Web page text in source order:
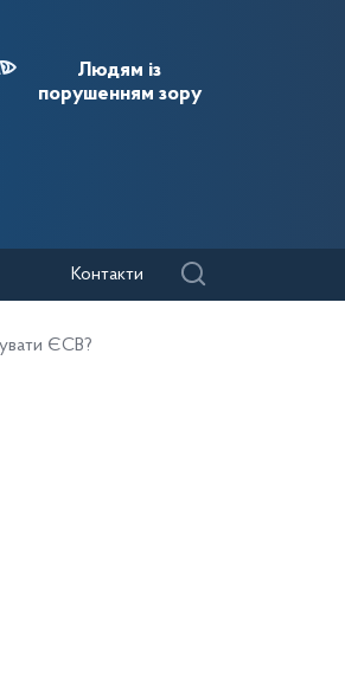
Людям із
порушенням зору
Контакти
ЄСВ?